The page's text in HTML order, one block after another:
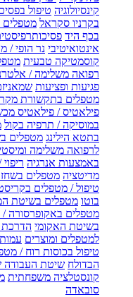
קינסיולוגיה טיפול
בקרניו סקראל מטפלים
בכף היד
אינטואיטיבי נר הופי /
קוסמטיקה טבעית
רפואה משלימה /
פגיעות ופציעות
מטפלים בתקשורת
פילאטיס / פילאטיס
במוסיקה / תרפיה בקול
בתטא הילינג מטפלים
לרפואה משלימה
באמצעות אנרגיה
מדיטציה מטפלים
טיפול / מטפלים
בוטו מטפלים בשיטת
מטפלים באקופרסורה /
בשיטת האקומי הדרכת
למטפלים ומוצרים
טיפול בכוסות רוח /
הבדולח שיטת העבודה
קונסטלציה משפחתית
סובאדה